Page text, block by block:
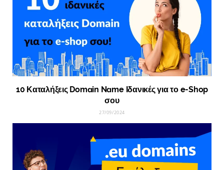
10 Καταλήξεις Domain Name Ιδανικές για το e-Shop
σου
27/09/2024